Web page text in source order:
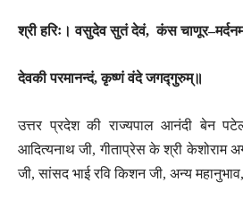
श्री हरिः। वसुदेव सुतं देवं,कंस चाणूर–
देवकी परमानन्दं,कृष्णं वंदे जगद्गुरुम्॥
उत्तर प्रदेश की राज्यपाल आनंदी बेन
आदित्यनाथ जी, गीताप्रेस के श्री केशोराम
जी, सांसद भाई रवि किशन जी, अन्य